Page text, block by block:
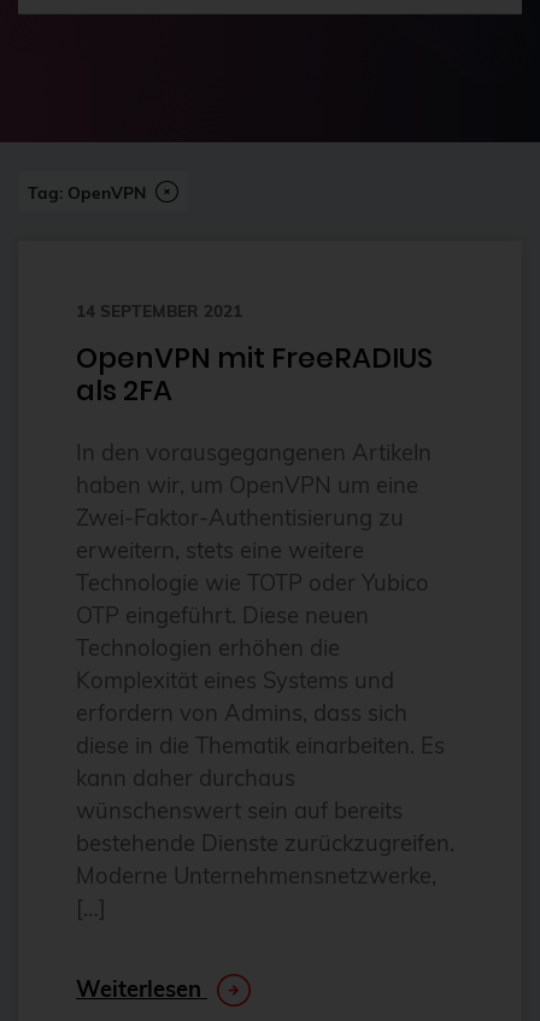
2FA
Abonnement
Alpin
Alternativen
Amazon FSx
anleitung
Ansible
Ansible Community Proxmox
Ansible-Modul
AnsibleFest
Antivirus
Apache
Apache Guacamole
apachekafka®
API-Integration
AppArmor
arm
Automatisierung
Tag: OpenVPN
14 SEPTEMBER 2021
OpenVPN mit FreeRADIUS
als 2FA
In den vorausgegangenen Artikeln
haben wir, um OpenVPN um eine
Zwei-Faktor-Authentisierung zu
erweitern, stets eine weitere
Technologie wie TOTP oder Yubico
OTP eingeführt. Diese neuen
Technologien erhöhen die
Komplexität eines Systems und
erfordern von Admins, dass sich
diese in die Thematik einarbeiten. Es
kann daher durchaus
wünschenswert sein auf bereits
bestehende Dienste zurückzugreifen.
Moderne Unternehmensnetzwerke,
[…]
Weiterlesen